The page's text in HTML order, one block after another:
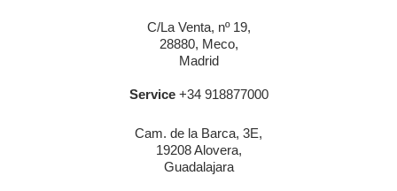
C/La Venta, nº 19,
28880, Meco,
Madrid
Service +34 918877000
Cam. de la Barca, 3E,
19208 Alovera,
Guadalajara